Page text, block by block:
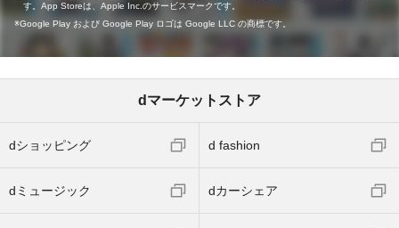
す。App Storeは、Apple Inc.のサービスマークです。
Google Play および Google Play ロゴは Google LLC の商標です。
dマーケットストア
dショッピング d fashion
dミュージック dカーシェア